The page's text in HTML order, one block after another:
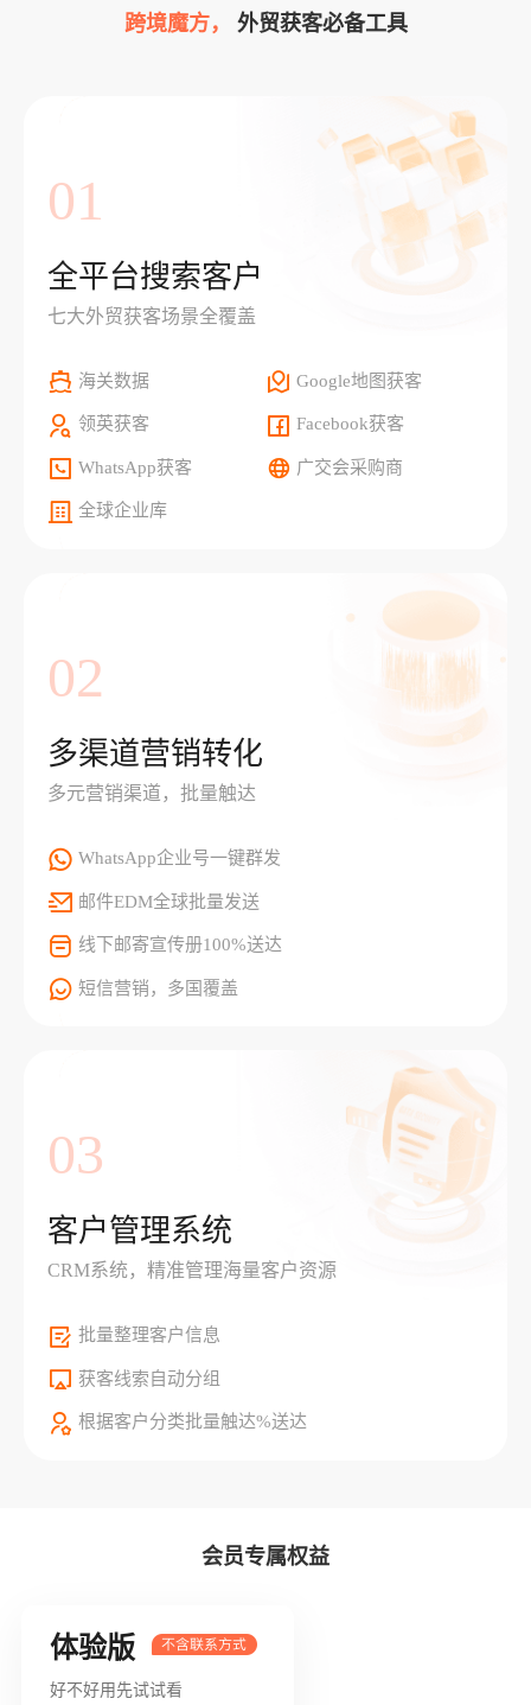
跨境魔方， 外贸获客必备工具
01
全平台搜索客户
七大外贸获客场景全覆盖
海关数据 Google地图获客
领英获客 Facebook获客
WhatsApp获客 广交会采购商
全球企业库
02
多渠道营销转化
多元营销渠道，批量触达
WhatsApp企业号一键群发
邮件EDM全球批量发送
线下邮寄宣传册100%送达
短信营销，多国覆盖
03
客户管理系统
CRM系统，精准管理海量客户资源
批量整理客户信息
获客线索自动分组
根据客户分类批量触达%送达
会员专属权益
体验版
好不好用先试试看